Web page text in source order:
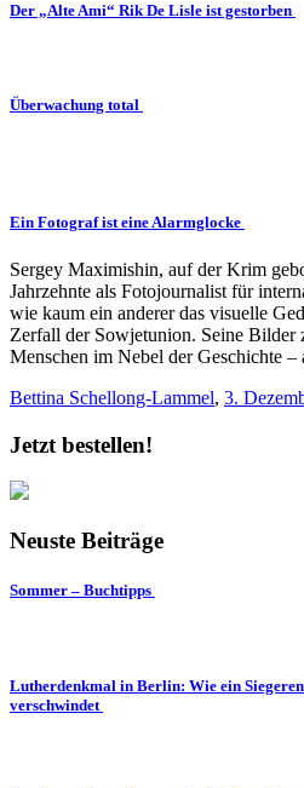
Der „Alte Ami“ Rik De Lisle ist gestorben
Überwachung total
Ein Fotograf ist eine Alarmglocke
Sergey Maximishin, auf der Krim
Jahrzehnte als Fotojournalist für
wie kaum ein anderer das visuelle
Zerfall der Sowjetunion. Seine Bilder
Menschen im Nebel der Geschichte
Bettina Schellong-Lammel, 3.
Jetzt bestellen!
Neuste Beiträge
Sommer – Buchtipps
Lutherdenkmal in Berlin: Wie ein
verschwindet